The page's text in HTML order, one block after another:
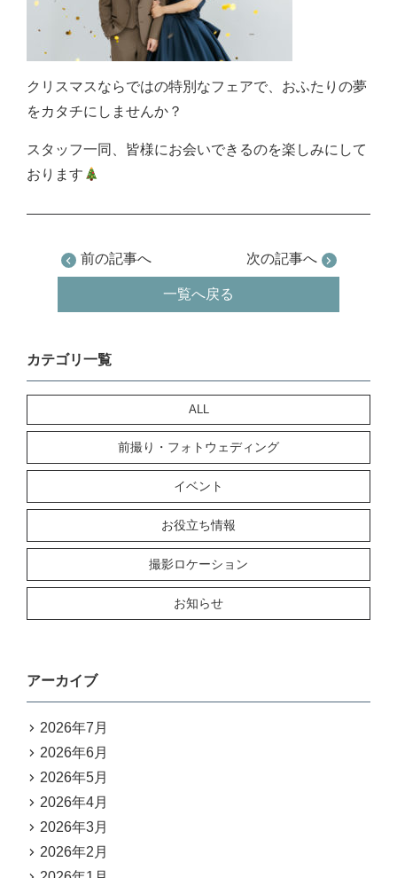
クリスマスならではの特別なフェアで、おふたりの夢
をカタチにしませんか？
スタッフ一同、皆様にお会いできるのを楽しみにして
おります
前の記事へ 次の記事へ
一覧へ戻る
カテゴリ一覧
ALL
前撮り・フォトウェディング
イベント
お役立ち情報
撮影ロケーション
お知らせ
アーカイブ
2026年7月
2026年6月
2026年5月
2026年4月
2026年3月
2026年2月